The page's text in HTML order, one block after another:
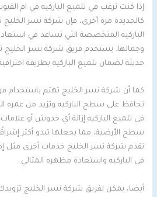
إذا كنت ترغب في تلميع الباركيه في ام
كالجديدة مرة أخرى، فإن شركة نسر
الباركيه المتخصصة التي تساعد في
وجمالها. يستخدم فريق شركة نسر الخليج
حديثة لضمان تلميع الباركيه بطريقة
كما أن شركة نسر الخليج تهتم باستخدام
تحافظ على سطح الباركيه وتزيد من عمره
في تلميع الباركيه إزالة أي خدوش أو
سطح الأرضية، مما يجعلها تبدو أكثر
تقدم شركة نسر الخليج خدمات أخرى مثل
في الباركيه واستعادة مظهره المثالي.
أيضا، يمكن لفريق شركة نسر الخليج